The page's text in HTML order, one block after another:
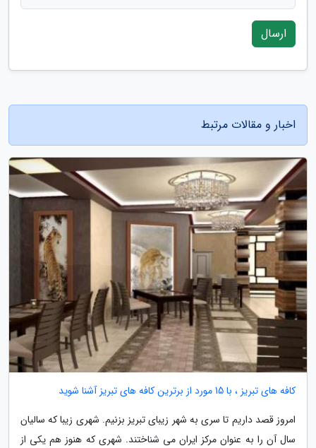
ارسال
اخبار و مقالات مرتبط
کافه های تبریز ، با 15 مورد از برترین کافه های تبریز آشنا شوید
امروز قصد داریم تا سری به شهر زیبای تبریز بزنیم. شهری زیبا که سالیان
سال آن را به عنوان مرکز ایران می شناختند. شهری که هنوز هم یکی از